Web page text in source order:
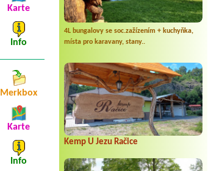
4L bungalovy se soc.zažízením + kuchyňka,
místa pro karavany, stany..
Kemp U Jezu Račice
Karte
Info
Merkbox
Karte
Info